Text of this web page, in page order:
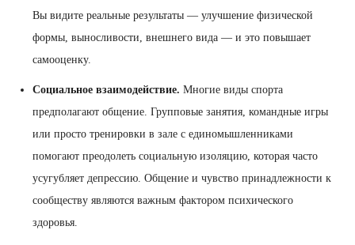
Вы видите реальные результаты — улучшение физической
формы, выносливости, внешнего вида — и это повышает
самооценку.
Социальное взаимодействие. Многие виды спорта
предполагают общение. Групповые занятия, командные игры
или просто тренировки в зале с единомышленниками
помогают преодолеть социальную изоляцию, которая часто
усугубляет депрессию. Общение и чувство принадлежности к
сообществу являются важным фактором психического
здоровья.